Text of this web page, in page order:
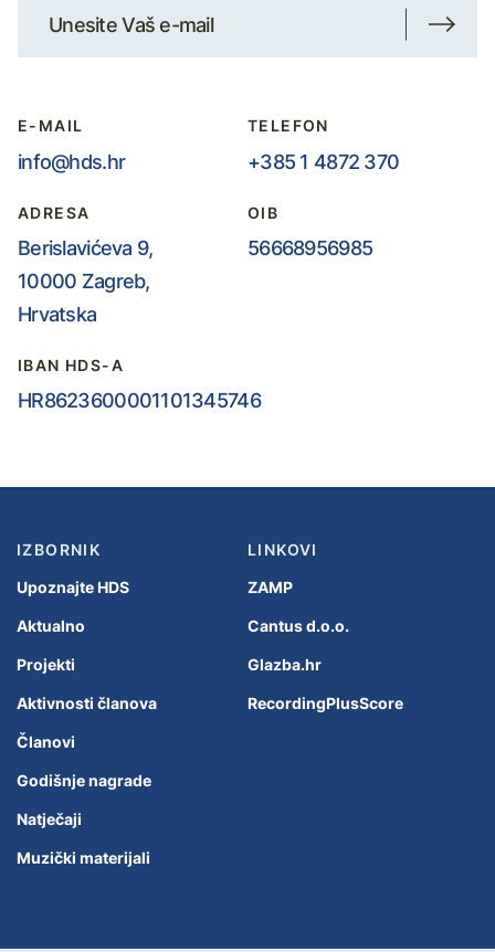
E-MAIL
info@hds.hr
TELEFON
+385 1 4872 370
ADRESA
Berislavićeva 9,
10000 Zagreb,
Hrvatska
OIB
56668956985
IBAN HDS-A
HR8623600001101345746
IZBORNIK
Upoznajte HDS
Aktualno
Projekti
Aktivnosti članova
Članovi
Godišnje nagrade
Natječaji
Muzički materijali
LINKOVI
ZAMP
Cantus d.o.o.
Glazba.hr
RecordingPlusScore